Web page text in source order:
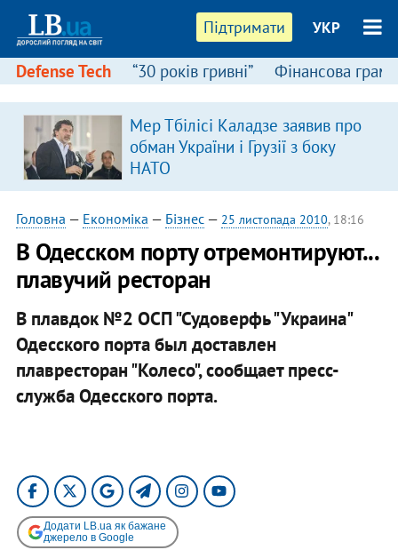
Підтримати УКР
Defense Tech “30 років гривні” Фінансова
Мер Тбілісі Каладзе заявив про
обман України і Грузії з боку
НАТО
Головна — Економіка — Бізнес— 25 листопада 2010, 18:16
В Одесском порту отремонтируют...
плавучий ресторан
В плавдок №2 ОСП "Судоверфь "Украина"
Одесского порта был доставлен
плавресторан "Колесо", сообщает пресс-
служба Одесского порта.
Додати LB.ua як бажане
джерело в Google